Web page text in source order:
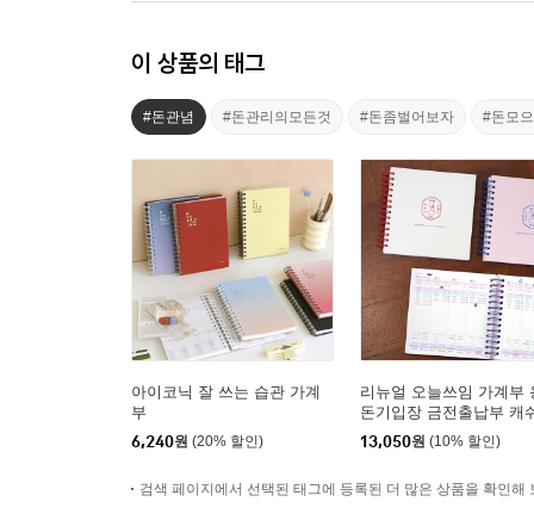
이 상품의 태그
#돈관념 #돈관리의모든것 #돈좀벌어보자 #돈모
아이코닉 잘 쓰는 습관 가계
부
6,240원 (20% 할인)
리뉴얼 오늘쓰임 가계부
돈기입장 금전출납부 캐
북 만년
13,050원 (10% 할인)
검색 페이지에서 선택된 태그에 등록된 더 많은 상품을 확인해